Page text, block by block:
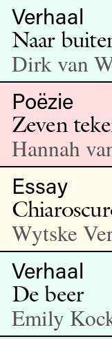
Verhaal
Naar
Dirk van
Poëzie
Zeven
Hannah
Essay
Wytske
Verhaal
De beer
Emily